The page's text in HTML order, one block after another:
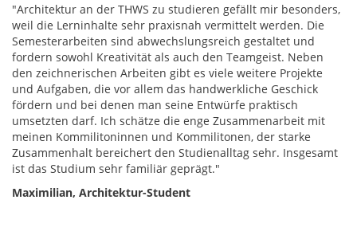
"Architektur an der THWS zu studieren gefällt mir besonders,
weil die Lerninhalte sehr praxisnah vermittelt werden. Die
Semesterarbeiten sind abwechslungsreich gestaltet und
fordern sowohl Kreativität als auch den Teamgeist. Neben
den zeichnerischen Arbeiten gibt es viele weitere Projekte
und Aufgaben, die vor allem das handwerkliche Geschick
fördern und bei denen man seine Entwürfe praktisch
umsetzten darf. Ich schätze die enge Zusammenarbeit mit
meinen Kommilitoninnen und Kommilitonen, der starke
Zusammenhalt bereichert den Studienalltag sehr. Insgesamt
ist das Studium sehr familiär geprägt."
Maximilian, Architektur-Student